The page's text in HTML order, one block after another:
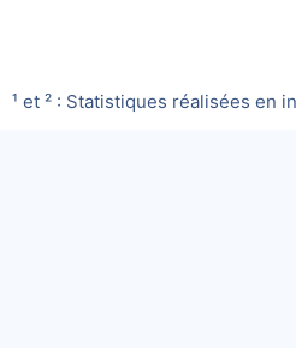
¹ et ² : Statistiques réalisées en